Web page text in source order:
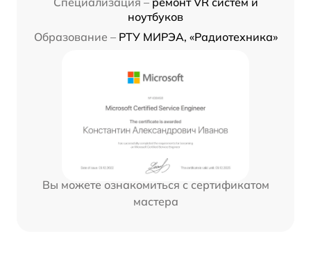
ноутбуков
Образование – РТУ МИРЭА, «Радиотехника»
Вы можете ознакомиться с сертификатом
мастера